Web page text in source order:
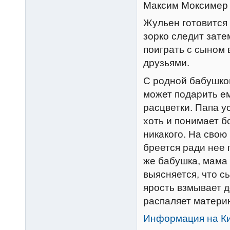
Максим Моксимер
Жульен
зорко следит
поиграть с сыном
друзьями.
С родной
может подарить
расцветки. Папа
хоть и понимает
никакого. На
бреется ради нее
же бабушка, мама
выясняется, что
ярость взмывает
распаляет
Информация на